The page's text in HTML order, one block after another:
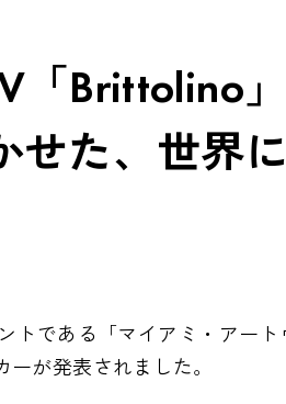
「Brittolino
せた、世界
トである「マイアミ・アー
が発表されました。